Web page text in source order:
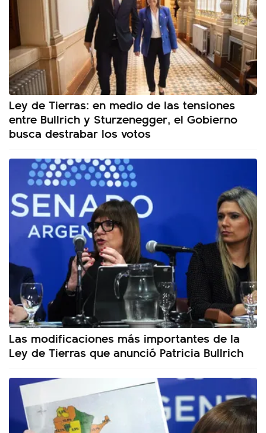
Ley de Tierras: en medio de las tensiones
entre Bullrich y Sturzenegger, el Gobierno
busca destrabar los votos
Las modificaciones más importantes de la
Ley de Tierras que anunció Patricia Bullrich